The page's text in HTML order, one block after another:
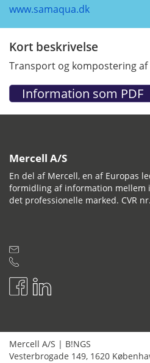
www.samaqua.dk
Kort beskrivelse
Transport og kompostering af
Mercell A/S
En del af Mercell, en af Europas
formidling af information mellem
det professionelle marked. CVR
Mercell A/S | B!NGS
Vesterbrogade 149, 1620